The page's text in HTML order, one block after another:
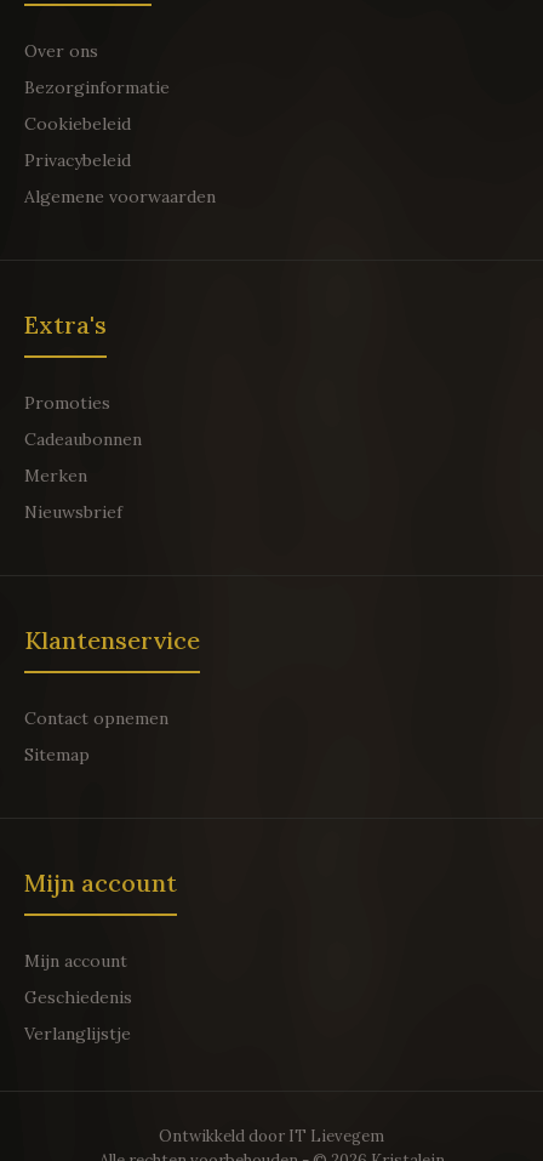
Over ons
Bezorginformatie
Cookiebeleid
Privacybeleid
Algemene voorwaarden
Extra's
Promoties
Cadeaubonnen
Merken
Nieuwsbrief
Klantenservice
Contact opnemen
Sitemap
Mijn account
Mijn account
Geschiedenis
Verlanglijstje
Ontwikkeld door IT Lievegem